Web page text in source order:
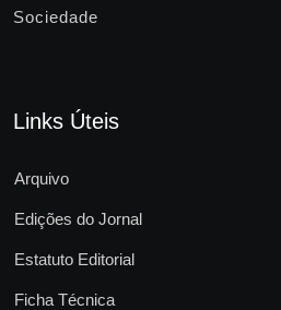
Sociedade
Links Úteis
Arquivo
Edições do Jornal
Estatuto Editorial
Ficha Técnica